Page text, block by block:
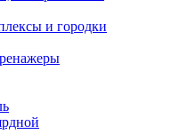
и городки